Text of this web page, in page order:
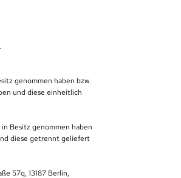
genommen haben bzw.
und diese einheitlich
Besitz genommen haben
diese getrennt geliefert
57q, 13187 Berlin,